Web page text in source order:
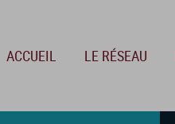
ACCUEIL LE RÉSEAU